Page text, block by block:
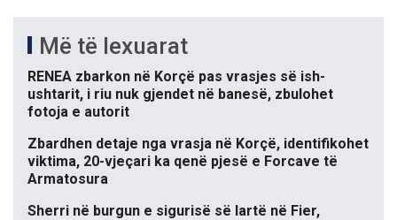
Më të lexuarat
RENEA zbarkon në Korçë pas vrasjes së ish-
ushtarit, i riu nuk gjendet në banesë, zbulohet
fotoja e autorit
Zbardhen detaje nga vrasja në Korçë, identifikohet
viktima, 20-vjeçari ka qenë pjesë e Forcave të
Armatosura
Sherri në burgun e sigurisë së lartë në Fier,